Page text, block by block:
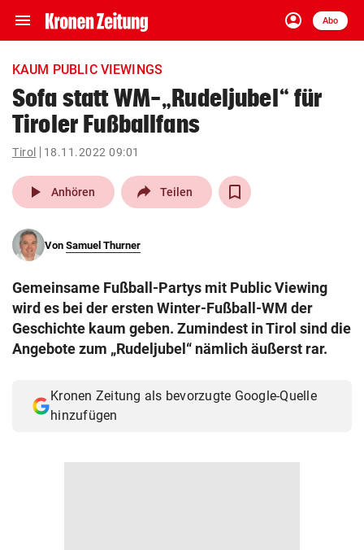
menu Navigation
ein-/ausklappen
account_circle
Anmelden
Abo
close Schließen
account_circle Anmelden
pin_drop
Wien arrow_right
search
eingeben
Muthgasse 2, 1190 Wien
KAUM PUBLIC VIEWINGS
Sofa statt WM-„Rudeljubel“ für
Tiroler Fußballfans
Tirol 18.11.2022 09:01
play_arrow Anhören Teilen
Von Samuel Thurner
Gemeinsame Fußball-Partys mit Public Viewing
wird es bei der ersten Winter-Fußball-WM der
Geschichte kaum geben. Zumindest in Tirol sind die
Angebote zum „Rudeljubel“ nämlich äußerst rar.
Kronen Zeitung als bevorzugte Google-Quelle
hinzufügen